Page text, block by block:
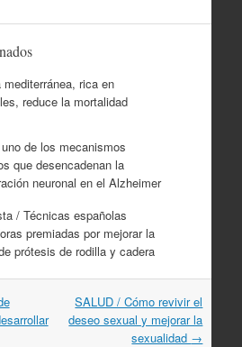
mediterránea, rica en
reduce la mortalidad
de los mecanismos
que desencadenan la
neuronal en el Alzheimer
/ Técnicas españolas
premiadas por mejorar la
prótesis de rodilla y cadera
SALUD / Cómo revivir el
deseo sexual y mejorar la
sexualidad →